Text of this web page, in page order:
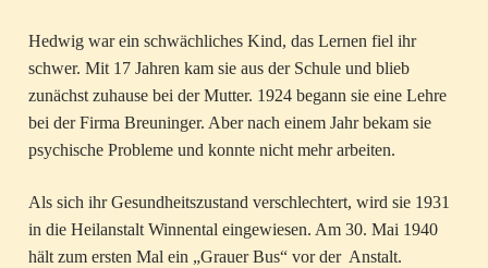
Hedwig war ein schwächliches Kind, das Lernen fiel ihr
schwer. Mit 17 Jahren kam sie aus der Schule und blieb
zunächst zuhause bei der Mutter. 1924 begann sie eine Lehre
bei der Firma Breuninger. Aber nach einem Jahr bekam sie
psychische Probleme und konnte nicht mehr arbeiten.
Als sich ihr Gesundheitszustand verschlechtert, wird sie 1931
in die Heilanstalt Winnental eingewiesen. Am 30. Mai 1940
hält zum ersten Mal ein „Grauer Bus“ vor der Anstalt.